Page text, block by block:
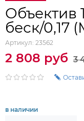
Объектив
беск/0,17
Артикул: 23562
2 808 руб 3
в наличии